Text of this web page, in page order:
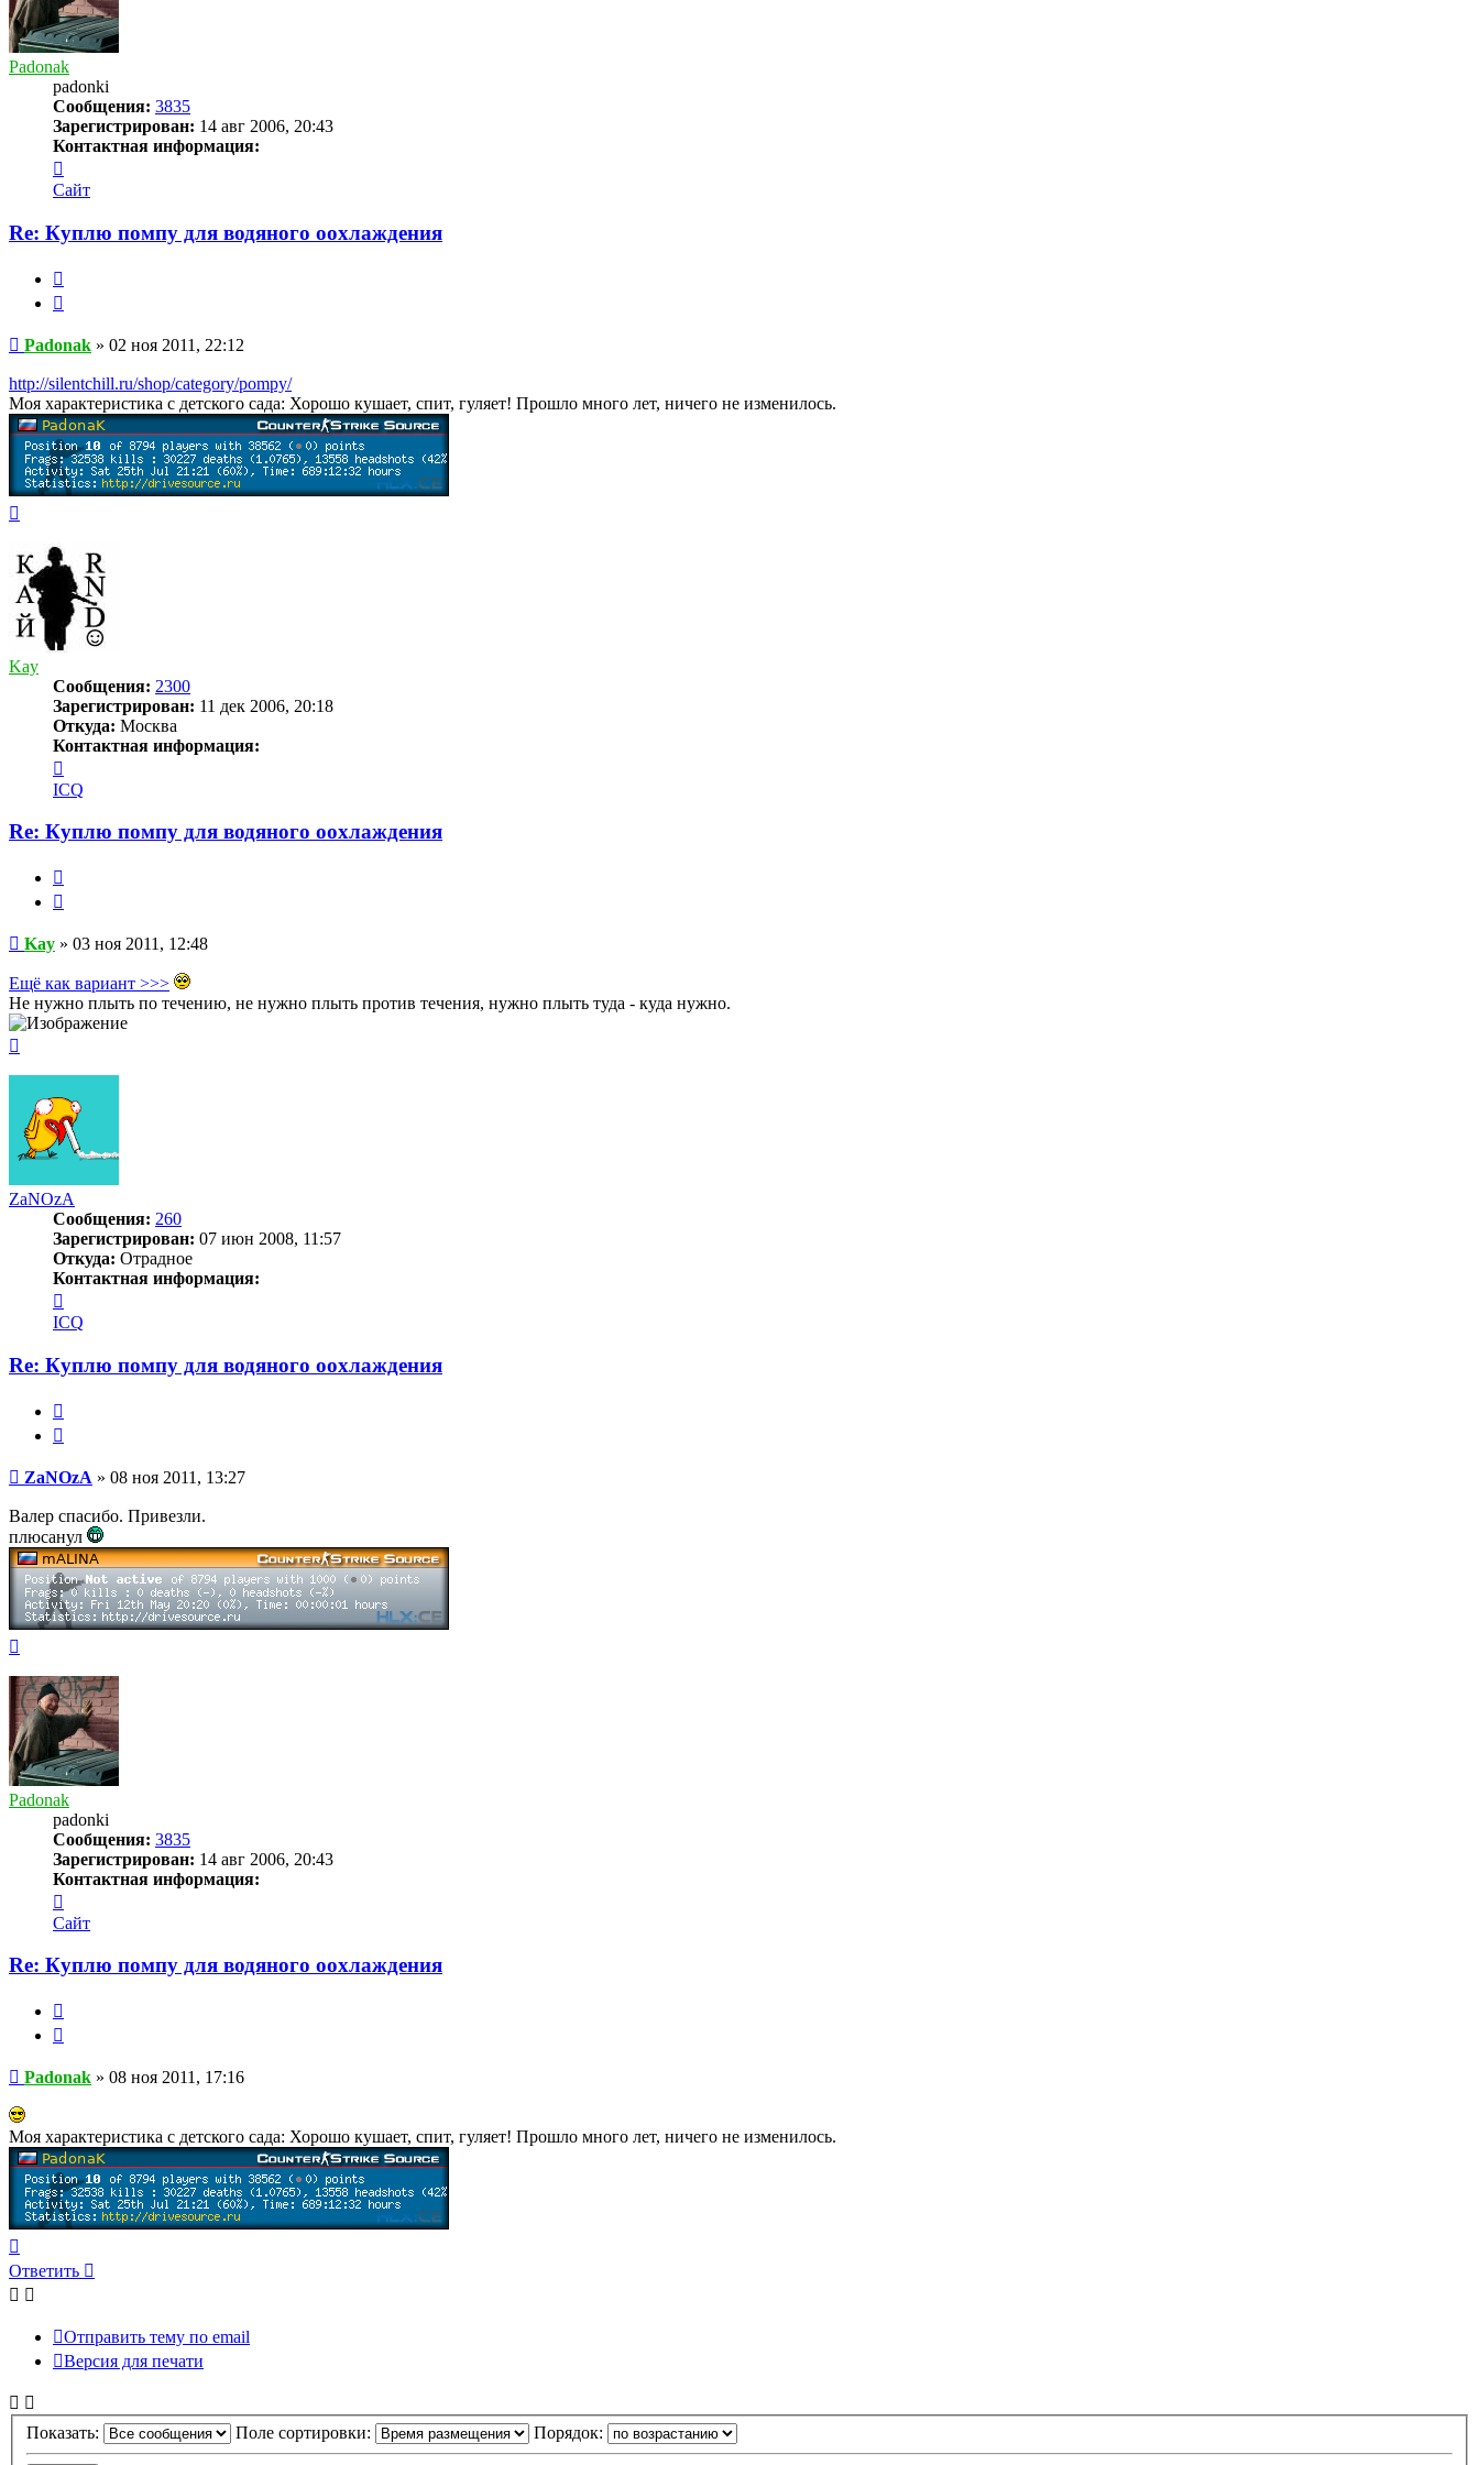
Padonak
padonki
Сообщения: 3835
Зарегистрирован: 14 авг 2006, 20:43
Контактная информация:
информация
пользователя
Сайт
Re: Куплю помпу для водяного оохлаждения
Сообщение
Padonak » 02 ноя 2011, 22:12
http://silentchill.ru/shop/category/pompy/
Моя характеристика с детского сада: Хорошо кушает, спит, гуляет! Прошло много лет, ничего не изменилось.
началу
Kay
Сообщения: 2300
Зарегистрирован: 11 дек 2006, 20:18
Откуда: Москва
Контактная информация:
информация
пользователя
ICQ
Re: Куплю помпу для водяного оохлаждения
Сообщение
Kay » 03 ноя 2011, 12:48
Ещё как вариант >>>
Не нужно плыть по течению, не нужно плыть против течения, нужно плыть туда - куда нужно.
началу
ZaNOzA
Сообщения: 260
Зарегистрирован: 07 июн 2008, 11:57
Откуда: Отрадное
Контактная информация:
информация
пользователя
ICQ
Re: Куплю помпу для водяного оохлаждения
Сообщение
ZaNOzA » 08 ноя 2011, 13:27
Валер спасибо. Привезли.
плюсанул
началу
Padonak
padonki
Сообщения: 3835
Зарегистрирован: 14 авг 2006, 20:43
Контактная информация:
информация
пользователя
Сайт
Re: Куплю помпу для водяного оохлаждения
Сообщение
Padonak » 08 ноя 2011, 17:16
Моя характеристика с детского сада: Хорошо кушает, спит, гуляет! Прошло много лет, ничего не изменилось.
к
началу
Ответить
Отправить тему по email
Версия для печати
Показать: Поле сортировки: Порядок: